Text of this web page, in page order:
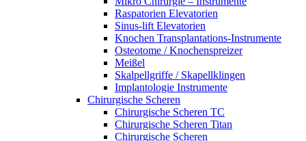
Raspatorien Elevatorien
Sinus-lift Elevatorien
Knochen Transplantations-Instrumente
Osteotome / Knochenspreizer
Meißel
Skalpellgriffe / Skapellklingen
Implantologie Instrumente
Chirurgische Scheren
Chirurgische Scheren TC
Chirurgische Scheren Titan
Chirurgische Scheren